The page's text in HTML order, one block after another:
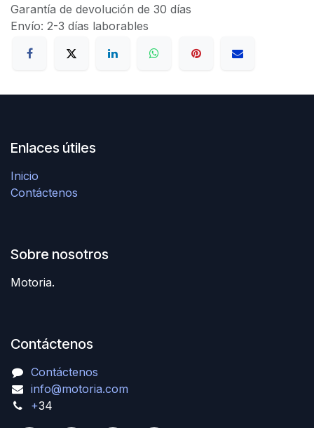
Garantía de devolución de 30 días
Envío: 2-3 días laborables
Enlaces útiles
Inicio
Contáctenos
Sobre nosotros
Motoria.
Contáctenos
Contáctenos
info@motoria.com
+34